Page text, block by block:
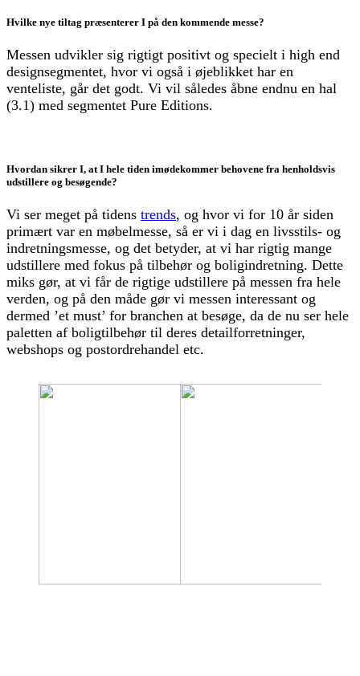
Hvilke nye tiltag præsenterer I på den kommende messe?
Messen udvikler sig rigtigt positivt og specielt i high end
designsegmentet, hvor vi også i øjeblikket har en
venteliste, går det godt. Vi vil således åbne endnu en hal
(3.1) med segmentet Pure Editions.
Hvordan sikrer I, at I hele tiden imødekommer behovene fra henholdsvis
udstillere og besøgende?
Vi ser meget på tidens trends, og hvor vi for 10 år siden
primært var en møbelmesse, så er vi i dag en livsstils- og
indretningsmesse, og det betyder, at vi har rigtig mange
udstillere med fokus på tilbehør og boligindretning. Dette
miks gør, at vi får de rigtige udstillere på messen fra hele
verden, og på den måde gør vi messen interessant og
dermed ’et must’ for branchen at besøge, da de nu ser hele
paletten af boligtilbehør til deres detailforretninger,
webshops og postordrehandel etc.